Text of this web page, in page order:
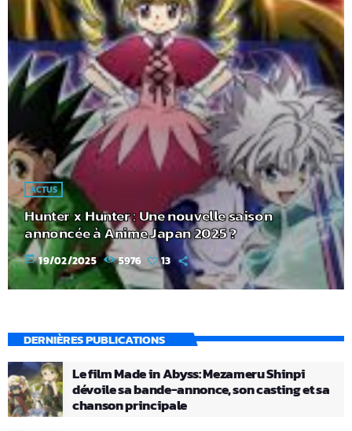
ACTUS
Hunter x Hunter : Une nouvelle saison
annoncée à Anime Japan 2025 ?
today 19/02/2025 5976 13
DERNIÈRES PUBLICATIONS
Le film Made in Abyss: Mezameru Shinpi
dévoile sa bande-annonce, son casting et sa
chanson principale